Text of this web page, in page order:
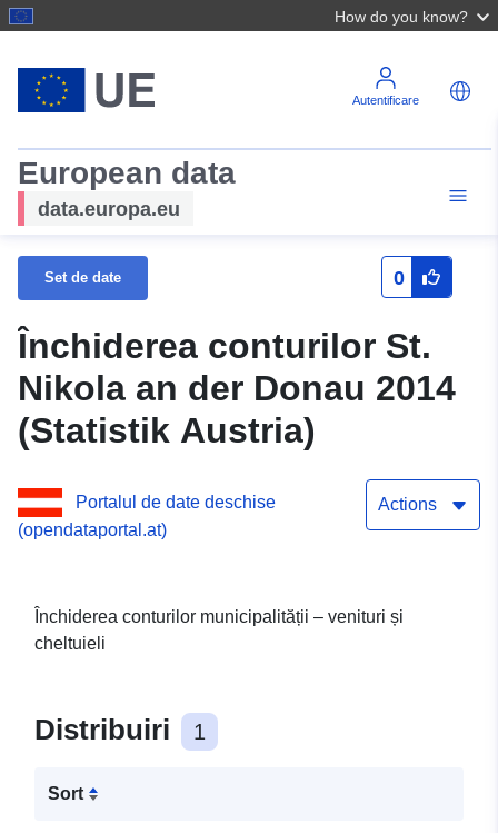
How do you know?
Autentificare
European data
data.europa.eu
Set de date 0
Închiderea conturilor St.
Nikola an der Donau 2014
(Statistik Austria)
Portalul de date deschise
(opendataportal.at)
Actions
Închiderea conturilor municipalității – venituri și
cheltuieli
Distribuiri 1
Sort